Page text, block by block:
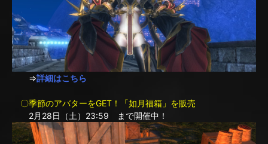
⇒詳細はこちら
〇季節のアバターをGET！「如月福箱」を販売
2月28日（土）23:59 まで開催中！